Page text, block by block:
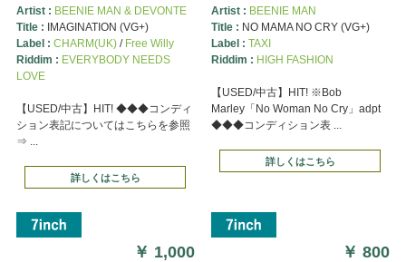
Artist : BEENIE MAN & DEVONTE
Title : IMAGINATION (VG+)
Label : CHARM(UK)/ Free Willy
Riddim : EVERYBODY NEEDS
LOVE
【USED/中古】HIT! ◆◆◆コンディ
ション表記についてはこちらを参照
⇒ ...
詳しくはこちら
￥ 1,000
Artist : BEENIE MAN
Title : NO MAMA NO CRY (VG+)
Label : TAXI
Riddim : HIGH FASHION
【USED/中古】HIT! ※Bob
Marley「No Woman No Cry」adpt
◆◆◆コンディション表 ...
詳しくはこちら
￥800